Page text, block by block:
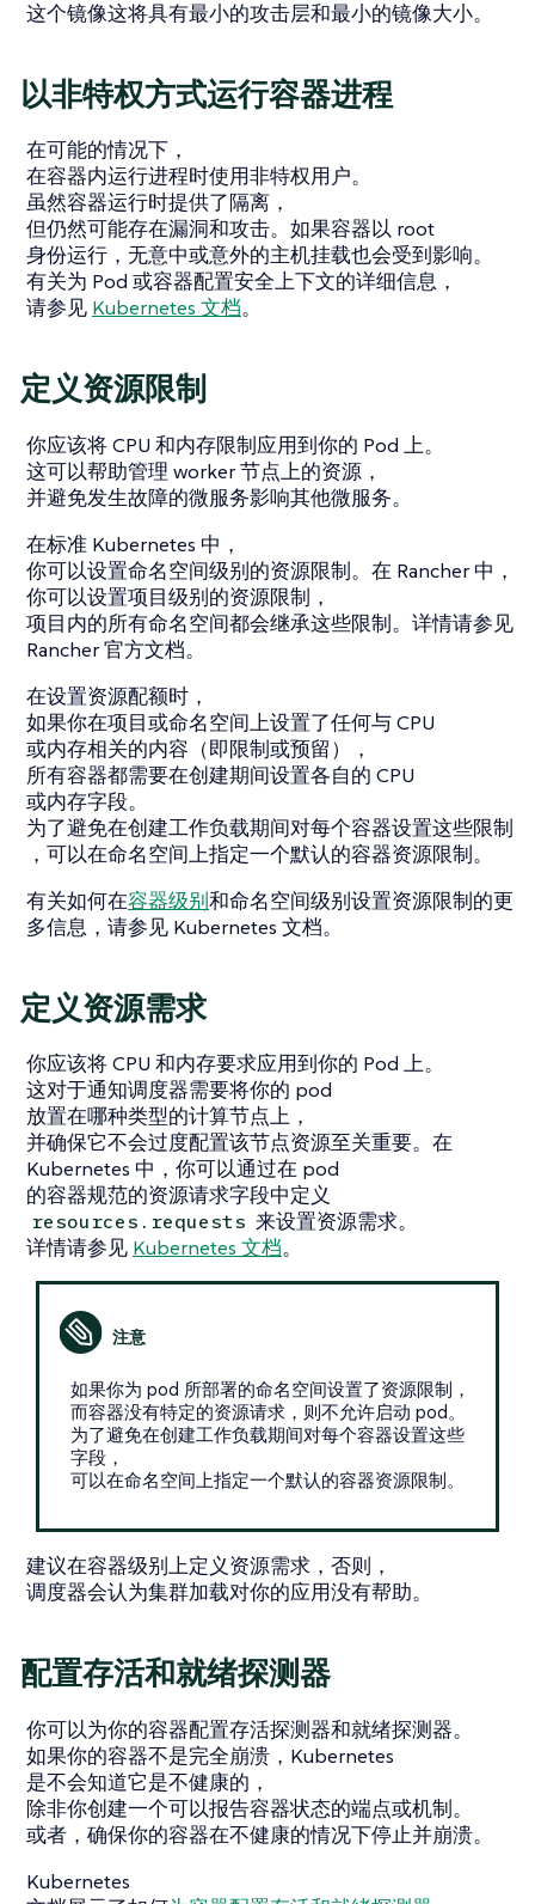
这个镜像这将具有最小的攻击层和最小的镜像大小。
以非特权方式运行容器进程
在可能的情况下，
在容器内运行进程时使用非特权用户。
虽然容器运行时提供了隔离，
但仍然可能存在漏洞和攻击。如果容器以 root
身份运行，无意中或意外的主机挂载也会受到影响。
有关为 Pod 或容器配置安全上下文的详细信息，
请参见 Kubernetes 文档。
定义资源限制
你应该将 CPU 和内存限制应用到你的 Pod 上。
这可以帮助管理 worker 节点上的资源，
并避免发生故障的微服务影响其他微服务。
在标准 Kubernetes 中，
你可以设置命名空间级别的资源限制。在 Rancher 中，
你可以设置项目级别的资源限制，
项目内的所有命名空间都会继承这些限制。详情请参见
Rancher 官方文档。
在设置资源配额时，
如果你在项目或命名空间上设置了任何与 CPU
或内存相关的内容（即限制或预留），
所有容器都需要在创建期间设置各自的 CPU
或内存字段。
为了避免在创建工作负载期间对每个容器设置这些限制
，可以在命名空间上指定一个默认的容器资源限制。
有关如何在容器级别和命名空间级别设置资源限制的更
多信息，请参见 Kubernetes 文档。
定义资源需求
你应该将 CPU 和内存要求应用到你的 Pod 上。
这对于通知调度器需要将你的 pod
放置在哪种类型的计算节点上，
并确保它不会过度配置该节点资源至关重要。在
Kubernetes 中，你可以通过在 pod
的容器规范的资源请求字段中定义
resources.requests 来设置资源需求。
详情请参见 Kubernetes 文档。
如果你为 pod 所部署的命名空间设置了资源限制，
而容器没有特定的资源请求，则不允许启动 pod。
为了避免在创建工作负载期间对每个容器设置这些
字段，
可以在命名空间上指定一个默认的容器资源限制。
建议在容器级别上定义资源需求，否则，
调度器会认为集群加载对你的应用没有帮助。
配置存活和就绪探测器
你可以为你的容器配置存活探测器和就绪探测器。
如果你的容器不是完全崩溃，Kubernetes
是不会知道它是不健康的，
除非你创建一个可以报告容器状态的端点或机制。
或者，确保你的容器在不健康的情况下停止并崩溃。
Kubernetes